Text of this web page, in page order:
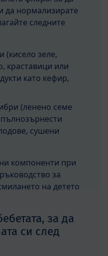
да нормализирате
следните
(кисело зеле,
краставици или
като кефир,
(ленено семе
сушени
компоненти при
за
на детето
за да
си след